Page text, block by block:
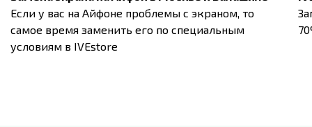
Если у вас на Айфоне проблемы с экраном, то
самое время заменить его по специальным
условиям в IVEstore